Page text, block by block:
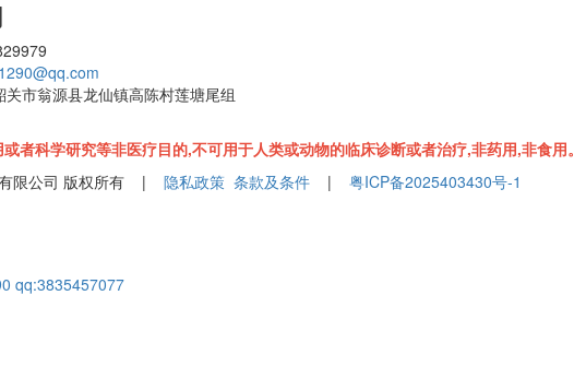
关市翁源县龙仙镇高陈村莲塘尾组
者科学研究等非医疗目的,不可用于人类或动物的临床诊断或者治疗,非药用,非食用。
有限公司 版权所有 | 隐私政策 条款及条件 | 粤ICP备2025403430号-1
qq:3835457077